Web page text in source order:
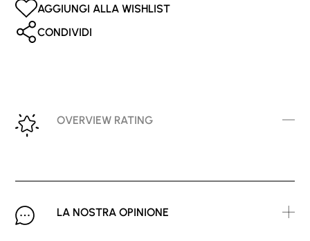
AGGIUNGI ALLA WISHLIST
CONDIVIDI
OVERVIEW RATING
LA NOSTRA OPINIONE